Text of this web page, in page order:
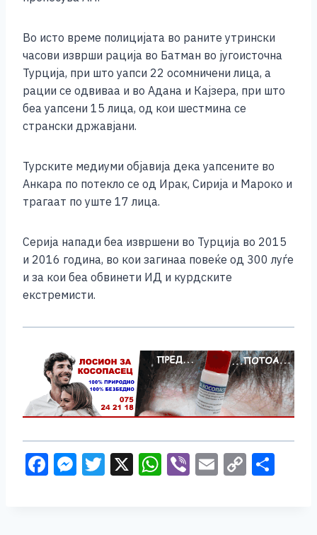
Во исто време полицијата во раните утрински
часови изврши рација во Бaтмaн во југоисточна
Турција, при што уапси 22 осомничени лица, а
рации се одвиваа и во Адана и Кајзера, при што
беа уапсени 15 лица, од кои шестмина се
странски државјани.
Турските медиуми објавија дека уапсенитe во
Анкара по потекло се од Ирак, Сирија и Мароко и
трагаат по уште 17 лица.
Серија напади беа извршени во Турција во 2015
и 2016 година, во кои загинаа повеќе од 300 луѓе
и за кои беа обвинети ИД и курдските
екстремисти.
F M T X W Vi E C